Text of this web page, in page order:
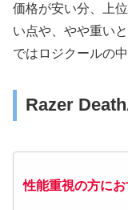
価格が安い分、上
い点や、やや重い
ではロジクールの
Razer
性能重視の方に